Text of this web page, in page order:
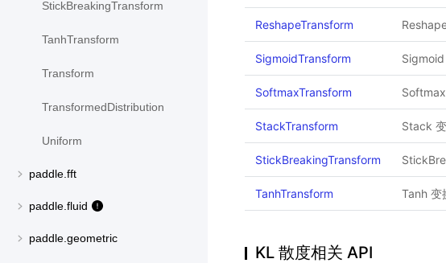
StickBreakingTransform
TanhTransform
Transform
TransformedDistribution
Uniform
paddle.fft
paddle.fluid
paddle.geometric
ReshapeTransform
SigmoidTransform
SoftmaxTransform
StackTransform Stack
StickBreakingTransform
TanhTransform Tanh 变
KL 散度相关 API